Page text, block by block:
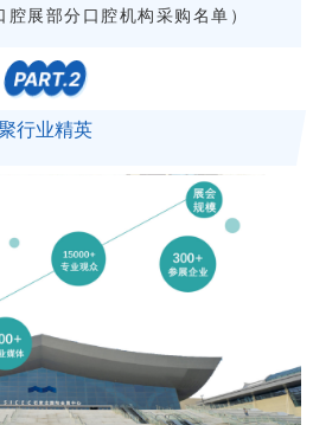
腔展部分口腔机构采购名单）
PART.2
行业精英